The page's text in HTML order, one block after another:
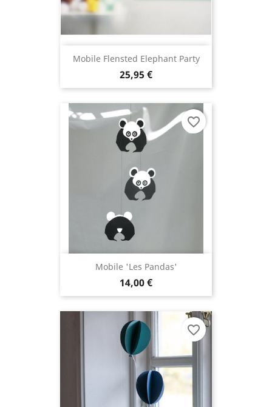
Mobile Flensted Elephant Party
25,95 €
Mobile 'Les Pandas'
14,00 €
favorite_border
favorite_border